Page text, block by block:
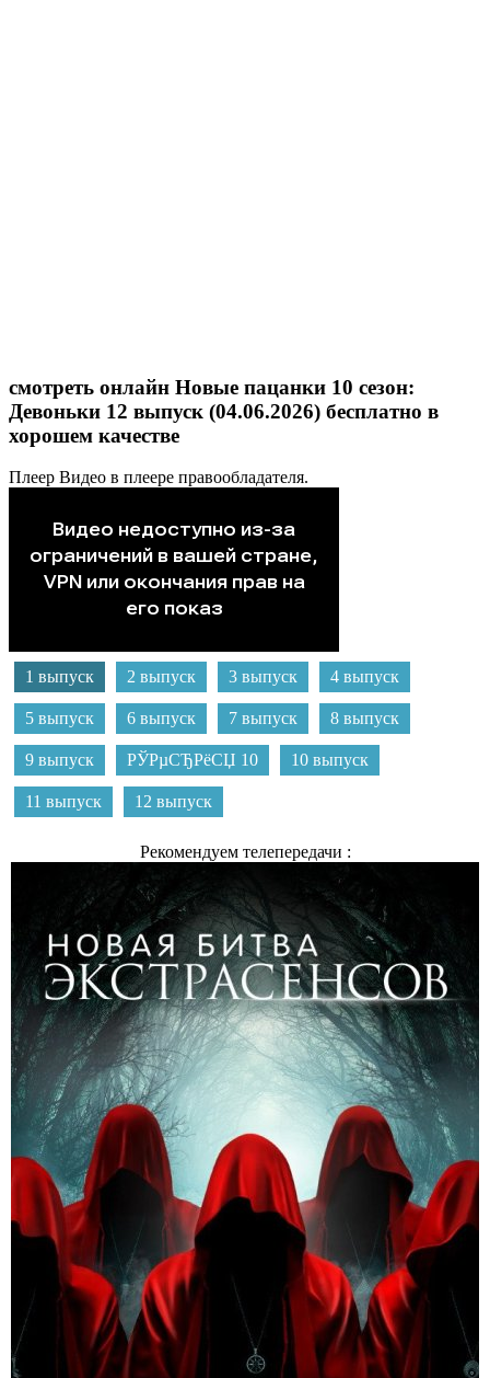
смотреть онлайн Новые пацанки 10 сезон:
Девоньки 12 выпуск (04.06.2026) бесплатно в
хорошем качестве
Плеер Видео в плеере правообладателя.
1 выпуск 2 выпуск 3 выпуск 4 выпуск
5 выпуск 6 выпуск 7 выпуск 8 выпуск
9 выпуск РЎРµСЂРёСЏ 10 10 выпуск
11 выпуск 12 выпуск
Рекомендуем телепередачи :